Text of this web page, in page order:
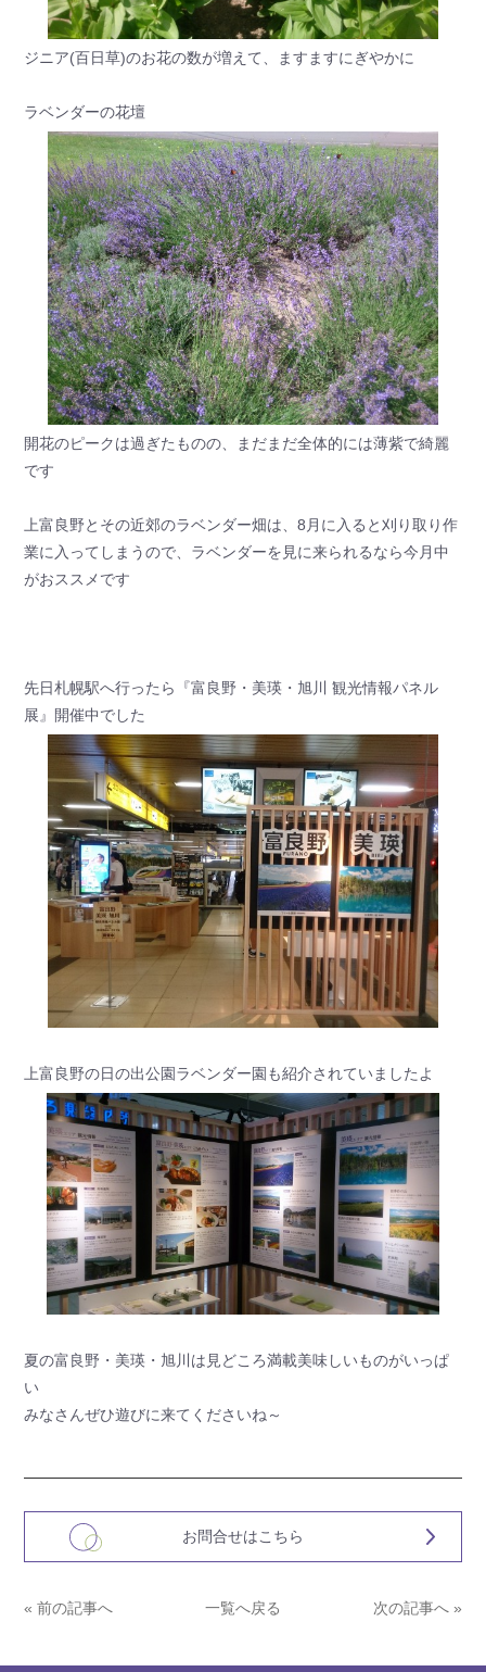
ジニア(百日草)のお花の数が増えて、ますますにぎやかに
ラベンダーの花壇
開花のピークは過ぎたものの、まだまだ全体的には薄紫で綺麗
です
上富良野とその近郊のラベンダー畑は、8月に入ると刈り取り作
業に入ってしまうので、ラベンダーを見に来られるなら今月中
がおススメです
先日札幌駅へ行ったら『富良野・美瑛・旭川 観光情報パネル
展』開催中でした
上富良野の日の出公園ラベンダー園も紹介されていましたよ
夏の富良野・美瑛・旭川は見どころ満載美味しいものがいっぱ
い
みなさんぜひ遊びに来てくださいね～
お問合せはこちら
« 前の記事へ 一覧へ戻る 次の記事へ »